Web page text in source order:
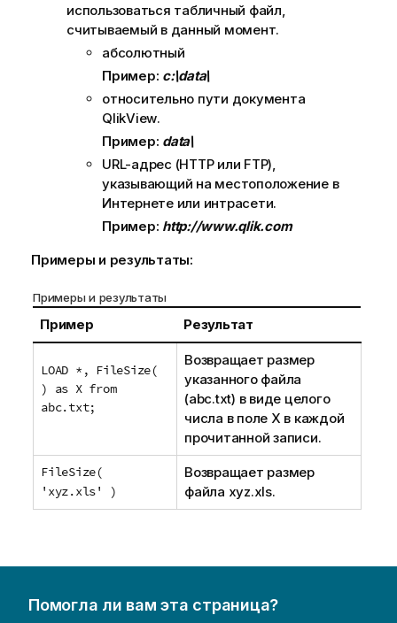
использоваться табличный файл,
считываемый в данный момент.
абсолютный
Пример: c:\data\
относительно пути документа
QlikView.
Пример: data\
URL-адрес (HTTPили FTP),
указывающий на местоположение в
Интернете или интрасети.
Пример: http://www.qlik.com
Примеры и результаты:
Примеры и результаты
Пример Результат
LOAD *, FileSize(
) as X from
abc.txt;
Возвращает размер
указанного файла
(abc.txt) в виде целого
числа в поле X в каждой
прочитанной записи.
FileSize(
'xyz.xls' )
Возвращает размер
файла xyz.xls.
Помогла ли вам эта страница?